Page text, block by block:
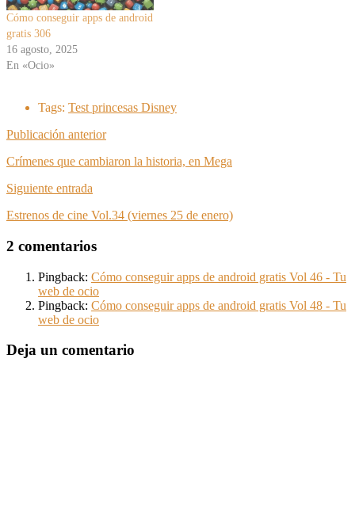
Cómo conseguir apps de android
gratis 306
16 agosto, 2025
En «Ocio»
Tags: Test princesas Disney
Publicación anterior
Crímenes que cambiaron la historia, en Mega
Siguiente entrada
Estrenos de cine Vol.34 (viernes 25 de enero)
2 comentarios
Pingback: Cómo conseguir apps de android gratis Vol 46 - Tu
web de ocio
Pingback: Cómo conseguir apps de android gratis Vol 48 - Tu
web de ocio
Deja un comentario